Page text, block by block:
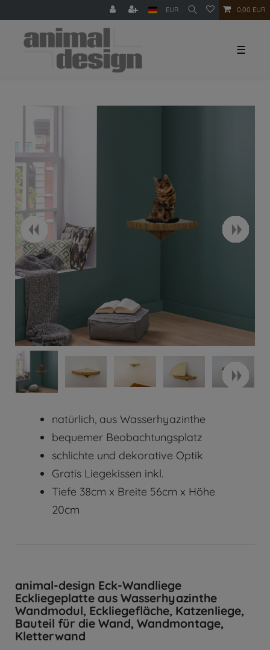
EUR 0,00 EUR
☰
natürlich, aus Wasserhyazinthe
bequemer Beobachtungsplatz
schlichte und dekorative Optik
Gratis Liegekissen inkl.
Tiefe 38cm x Breite 56cm x Höhe
20cm
animal-design Eck-Wandliege
Eckliegeplatte aus Wasserhyazinthe
Wandmodul, Eckliegefläche, Katzenliege,
Bauteil für die Wand, Wandmontage,
Kletterwand